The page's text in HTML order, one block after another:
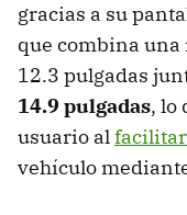
gracias a su
que combina
12.3 pulgadas
14.9 pulgadas, lo
usuario alfacilitar
vehículo